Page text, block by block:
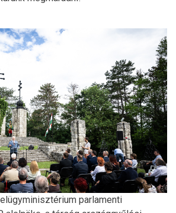
parlamenti